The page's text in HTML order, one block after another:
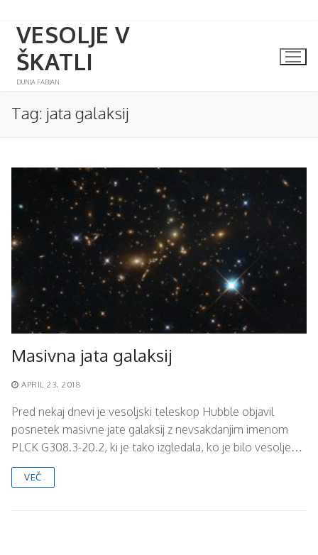
Skip
content
VESOLJE V
ŠKATLI
DUNJA FABJAN
Tag: jata galaksij
Masivna jata galaksij
APRIL 23, 2018
Pred nekaj dnevi je vesoljski teleskop Hubble objavil
posnetek masivne jate galaksij z nevsakdanjim imenom
PLCK G308.3-20.2, ki je tako izgledala, ko je bilo vesolje…
VEČ